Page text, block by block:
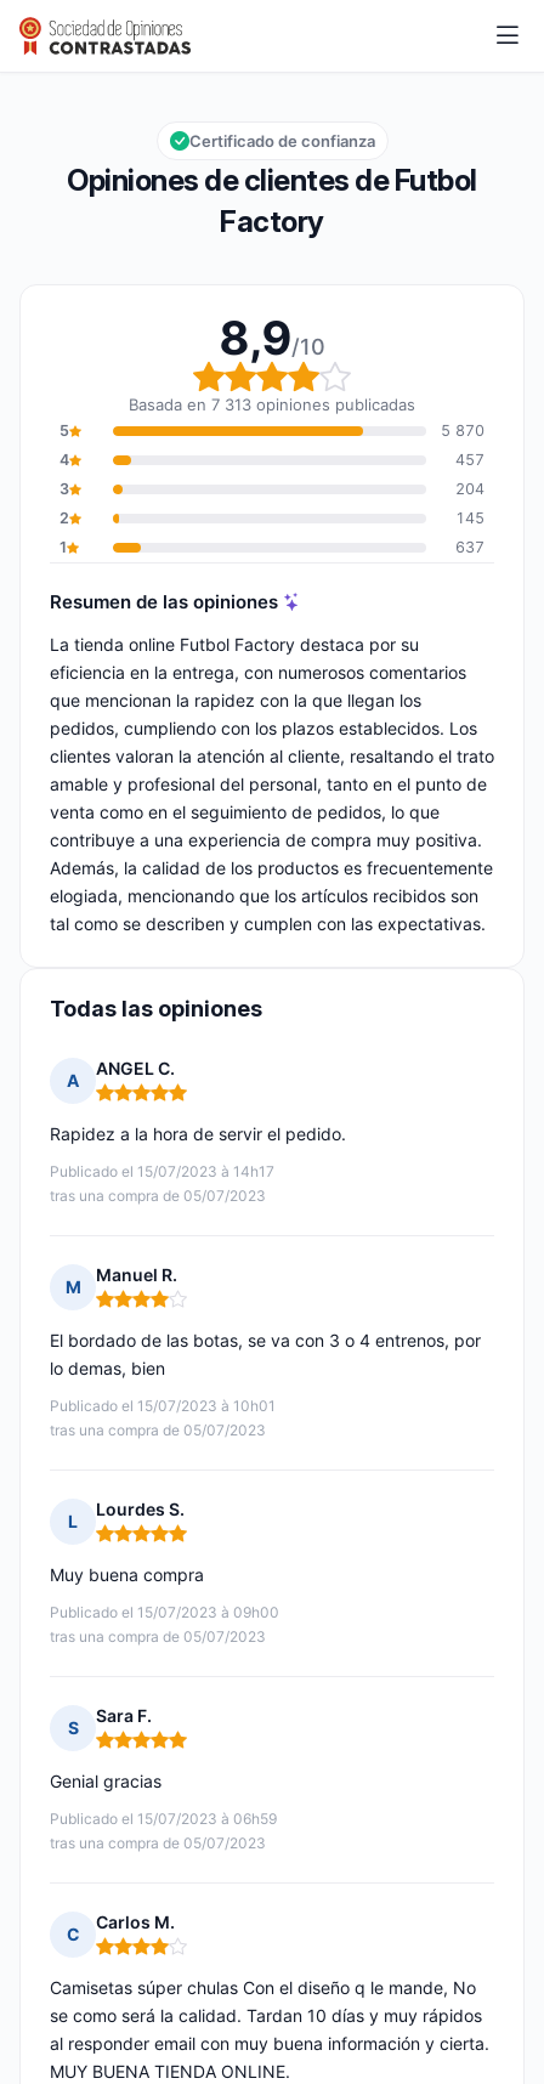
Futbol Factory
Calificación global: 8,9 de 10
8,9/10
Opiniones de clientes de Futbol
Factory
Certificado de confianza
8,9/10
Calificación global: 8,9
Basada en 7 313 opiniones publicadas
5
5 870
4
457
3
204
2
145
1
637
Resumen de las opiniones
La tienda online Futbol Factory destaca por su
eficiencia en la entrega, con numerosos comentarios
que mencionan la rapidez con la que llegan los
pedidos, cumpliendo con los plazos establecidos. Los
clientes valoran la atención al cliente, resaltando el trato
amable y profesional del personal, tanto en el punto de
venta como en el seguimiento de pedidos, lo que
contribuye a una experiencia de compra muy positiva.
Además, la calidad de los productos es frecuentemente
elogiada, mencionando que los artículos recibidos son
tal como se describen y cumplen con las expectativas.
Todas las opiniones
A
ANGEL C.
Nota: 5 de 5
Publicado el 15/07/2023 à 14h17
tras una compra de 05/07/2023
Rapidez a la hora de servir el pedido.
M
Manuel R.
Nota: 4 de 5
Publicado el 15/07/2023 à 10h01
tras una compra de 05/07/2023
El bordado de las botas, se va con 3 o 4 entrenos, por
lo demas, bien
L
Lourdes S.
Nota: 5 de 5
Publicado el 15/07/2023 à 09h00
tras una compra de 05/07/2023
Muy buena compra
S
Sara F.
Nota: 5 de 5
Publicado el 15/07/2023 à 06h59
tras una compra de 05/07/2023
Genial gracias
C
Carlos M.
Nota: 4 de 5
Camisetas súper chulas Con el diseño q le mande, No
se como será la calidad. Tardan 10 días y muy rápidos
al responder email con muy buena información y cierta.
MUY BUENA TIENDA ONLINE.